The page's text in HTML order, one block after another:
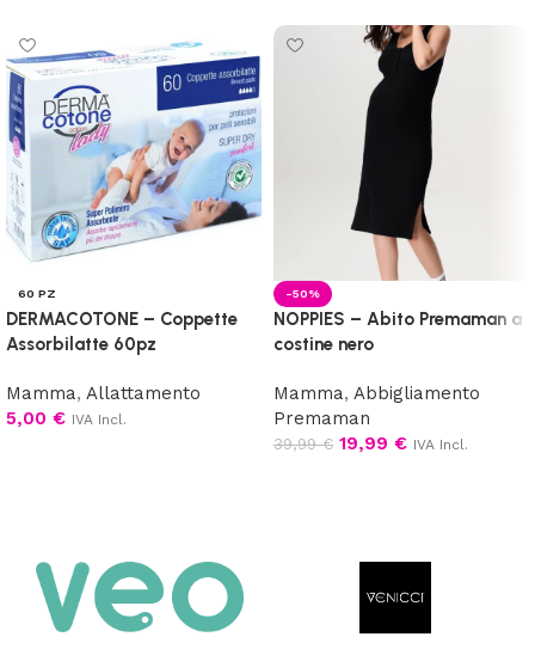
60 PZ
DERMACOTONE – Coppette
Assorbilatte 60pz
Mamma, Allattamento
5,00 € IVA Incl.
-50%
NOPPIES – Abito Premaman a
costine nero
Mamma, Abbigliamento
Premaman
39,99€ 19,99 € IVA Incl.